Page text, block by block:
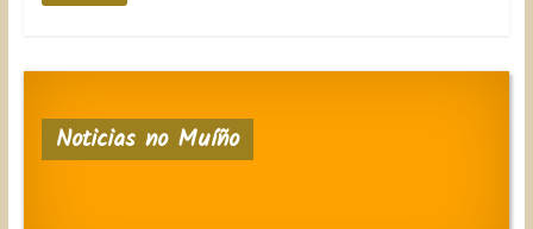
Noticias no Muíño